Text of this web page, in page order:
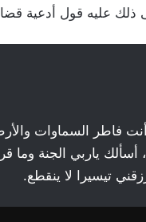
ذلك عليه قول أدعية
فاطر السماوات
أسألك ياربي الجنة
تيسيرا لا ينقطع.